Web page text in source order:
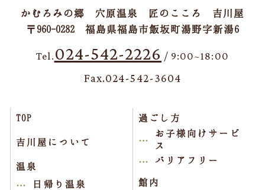
かむろみの郷 穴原温泉 匠のこころ 吉川屋
〒960-0282 福島県福島市飯坂町湯野字新湯6
Tel. 024-542-2226 / 9:00~18:00
Fax.024-542-3604
TOP
吉川屋について
温泉
日帰り温泉
過ごし方
お子様向けサービ
ス
バリアフリー
館内